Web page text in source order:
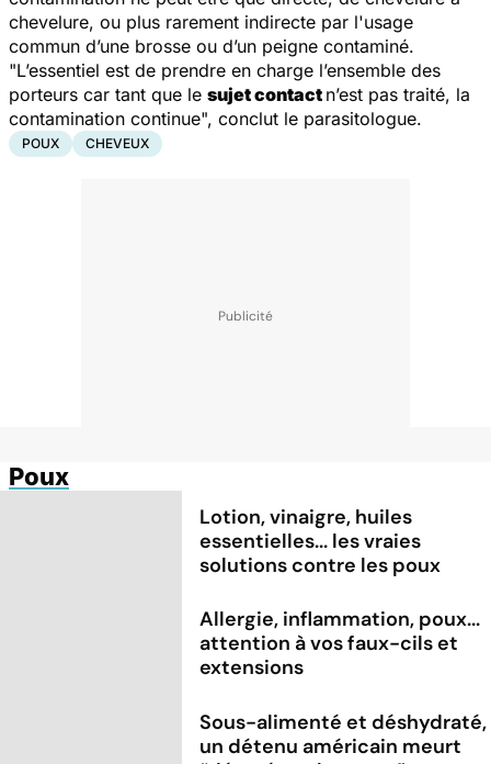
chevelure, ou plus rarement indirecte par l'usage
commun d’une brosse ou d’un peigne contaminé.
"L’essentiel est de prendre en charge l’ensemble des
porteurs car tant que le sujet contact n’est pas traité, la
contamination continue", conclut le parasitologue.
POUX CHEVEUX
Poux
Lotion, vinaigre, huiles
essentielles... les vraies
solutions contre les poux
Allergie, inflammation, poux...
attention à vos faux-cils et
extensions
Sous-alimenté et déshydraté,
un détenu américain meurt